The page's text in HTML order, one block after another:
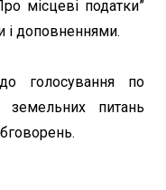
місцеві податки”
і доповненнями.
голосування по
питань